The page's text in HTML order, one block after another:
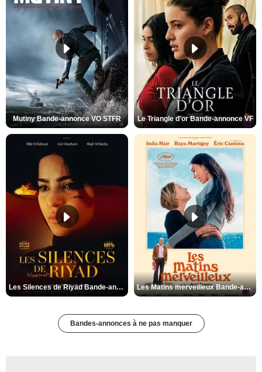
Mutiny Bande-annonce VO STFR Le Triangle d'or Bande-annonce VF
Les Silences de Riyad Bande-annonce VO STFR Les Matins merveilleux Bande-annonce VF
Bandes-annonces à ne pas manquer